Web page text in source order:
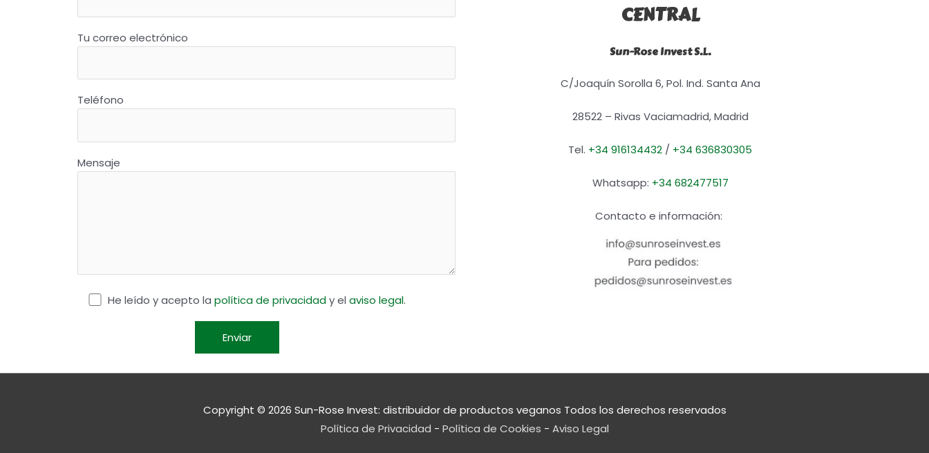
Tu correo electrónico
Teléfono
Mensaje
He leído y acepto la política de privacidady el aviso legal.
CENTRAL
Sun-Rose Invest S.L.
C/Joaquín Sorolla 6, Pol. Ind. Santa Ana
28522 – Rivas Vaciamadrid, Madrid
Tel. +34 916134432 / +34 636830305
Whatsapp: +34 682477517
Contacto e información:
Copyright © 2026 Sun-Rose Invest: distribuidor de productos veganos Todos los derechos reservados
Política de Privacidad - Política de Cookies - Aviso Legal